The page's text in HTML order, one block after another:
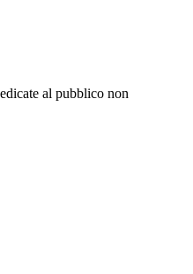
al pubblico non